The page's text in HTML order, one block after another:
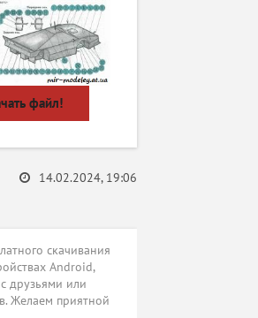
файл!
14.02.2024, 19:06
скачивания
Android,
друзьями или
Желаем приятной